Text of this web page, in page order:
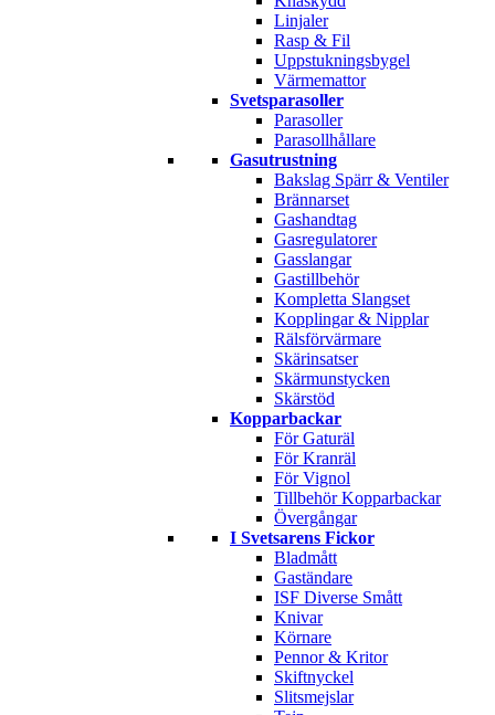
Linjaler
Rasp & Fil
Uppstukningsbygel
Värmemattor
Svetsparasoller
Parasoller
Parasollhållare
Gasutrustning
Bakslag Spärr & Ventiler
Brännarset
Gashandtag
Gasregulatorer
Gasslangar
Gastillbehör
Kompletta Slangset
Kopplingar & Nipplar
Rälsförvärmare
Skärinsatser
Skärmunstycken
Skärstöd
Kopparbackar
För Gaturäl
För Kranräl
För Vignol
Tillbehör Kopparbackar
Övergångar
I Svetsarens Fickor
Bladmått
Gaständare
ISF Diverse Smått
Knivar
Körnare
Pennor & Kritor
Skiftnyckel
Slitsmejslar